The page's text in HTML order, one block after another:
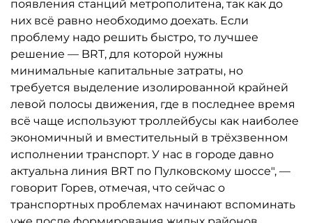
появления станций метрополитена, так как до
них всё равно необходимо доехать. Если
проблему надо решить быстро, то лучшее
решение — BRT, для которой нужны
минимальные капитальные затраты, но
требуется выделение изолированной крайней
левой полосы движения, где в последнее время
всё чаще используют троллейбусы как наиболее
экономичный и вместительный в трёхзвенном
исполнении транспорт. У нас в городе давно
актуальна линия BRT по Пулковскому шоссе", —
говорит Горев, отмечая, что сейчас о
транспортных проблемах начинают вспоминать